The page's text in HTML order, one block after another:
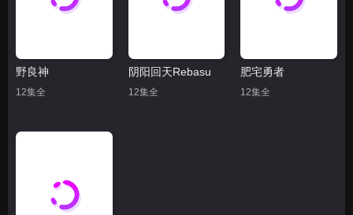
野良神
12集全
阴阳回天Rebasu
12集全
肥宅勇者
12集全